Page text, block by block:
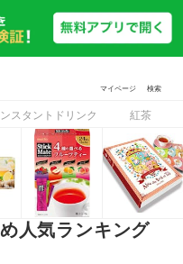
マイページ 検索
スタントドリンク 紅茶
人気ランキング